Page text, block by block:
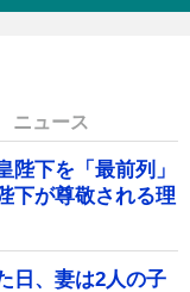
ニュース
陛下を「最前列」
下が尊敬される理
日、妻は2人の子